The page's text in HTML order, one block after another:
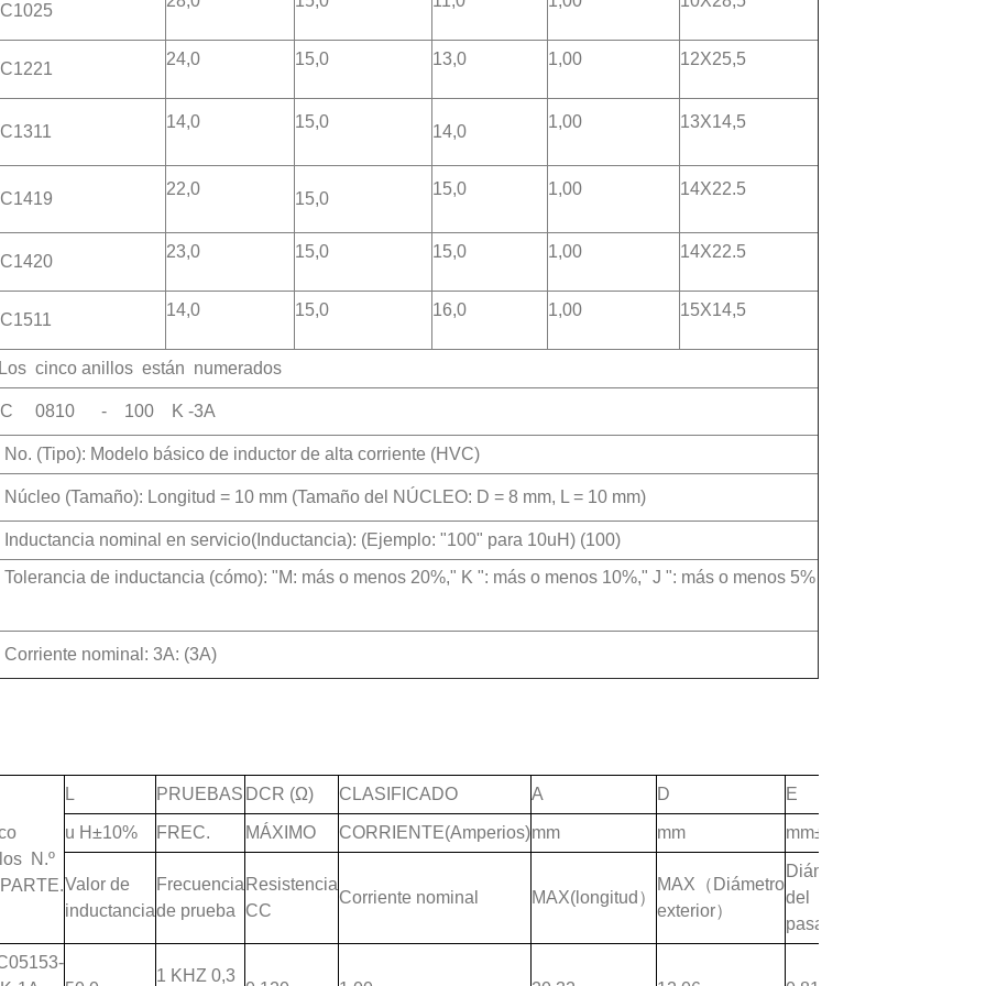
24,0 15,0 13,0 1,00 12X25,5
14,0 15,0
14,0
1,00 13X14,5
22,0
15,0
15,0 1,00 14X22.5
23,0 15,0 15,0 1,00 14X22.5
14,0 15,0 16,0 1,00 15X14,5
cinco anillos están numerados
0810 - 100 K -3A
No. (Tipo): Modelo básico de inductor de alta corriente (HVC)
Núcleo (Tamaño): Longitud = 10 mm (Tamaño del NÚCLEO: D = 8 mm, L = 10 mm)
Inductancia nominal en servicio(Inductancia): (Ejemplo: "100" para 10uH) (100)
Tolerancia de inductancia (cómo): "M: más o menos 20%," K ": más o menos 10%," J ": más o menos 5%
Corriente nominal: 3A: (3A)
N.º
L PRUEBAS DCR (Ω) CLASIFICADO A D E
u H±10% FREC. MÁXIMO CORRIENTE(Amperios)mm mm mm±0,05
Valor de
inductancia
Frecuencia
de prueba
Resistencia
CC
Corriente nominal MAX(longitud）
MAX（Diámetro
exterior）
Diámetro
del
pasador
1 KHZ 0,3